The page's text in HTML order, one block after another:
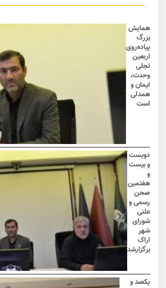
همایش
بزرگ
پیاده‌روی
اربعین
تجلی
وحدت،
ایمان و
همدلی
است
دویست
و بیست
هفتمین
صحن
رسمی و
علنی
شورای
شهر
اراک
برگزارشد
یکصد و